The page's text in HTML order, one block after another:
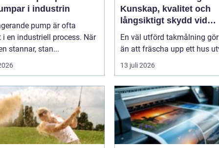
i industrin
pump är ofta
i en industriell process. När
stannar, stan...
Kunskap, kvalitet och
långsiktigt skydd vid
takmålning i Göteborg
En väl utförd takmålning
än att fräscha upp ett hus
13 juli 2026